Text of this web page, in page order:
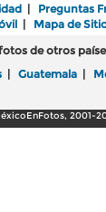
| Preguntas
| Mapa de
de otros
| Guatemala |
2001-